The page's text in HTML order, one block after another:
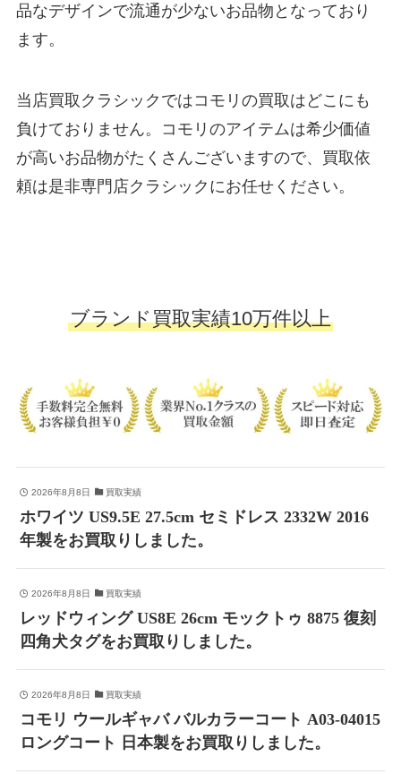
品なデザインで流通が少ないお品物となっており
ます。
当店買取クラシックではコモリの買取はどこにも
負けておりません。コモリのアイテムは希少価値
が高いお品物がたくさんございますので、買取依
頼は是非専門店クラシックにお任せください。
ブランド買取実績10万件以上
2026年8月8日 買取実績
ホワイツ US9.5E 27.5cm セミドレス 2332W 2016
年製をお買取りしました。
2026年8月8日 買取実績
レッドウィング US8E 26cm モックトゥ 8875 復刻
四角犬タグをお買取りしました。
2026年8月8日 買取実績
コモリ ウールギャバ バルカラーコート A03-04015
ロングコート 日本製をお買取りしました。